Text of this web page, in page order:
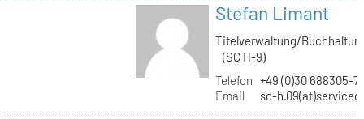
Stefan Limant
Titelverwaltung/
(SC H-9)
Telefon +49 (0)30 688305-
Email
sc-